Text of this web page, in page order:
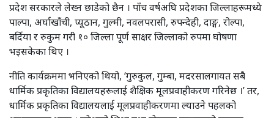
प्रदेश सरकारले लेख्न छाडेको छैन । पाँच वर्षअघि प्रदेशका जिल्लाहरूमध्ये
पाल्पा, अर्घाखाँची, प्यूठान, गुल्मी, नवलपरासी, रुपन्देही, दाङ्ग, रोल्पा,
बर्दिया र रुकुम गरी १० जिल्ला पूर्ण साक्षर जिल्लाको रुपमा घोषणा
भइसकेका थिए ।
नीति कार्यक्रममा भनिएको थियो, ‘गुरुकुल, गुम्बा, मदरसालगायत सबै
धार्मिक प्रकृतिका विद्यालयहरूलाई शैक्षिक मूलप्रवाहीकरण गरिनेछ ।’ तर,
धार्मिक प्रकृतिका विद्यालयलाई मूलप्रवाहीकरणमा ल्याउने पहलको